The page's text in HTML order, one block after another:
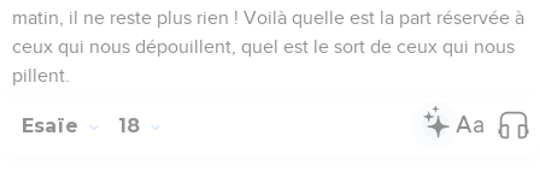
matin, il ne reste plus rien ! Voilà quelle est la part réservée à
ceux qui nous dépouillent, quel est le sort de ceux qui nous
pillent.
Esaïe 18